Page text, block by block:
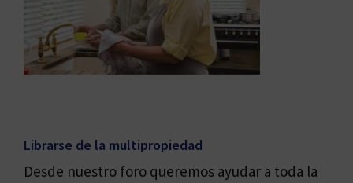
Librarse de la multipropiedad
Desde nuestro foro queremos ayudar a toda la